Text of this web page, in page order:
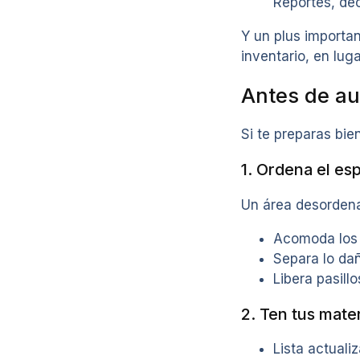
Y un plus
inventario, en
Antes de
Si te preparas
1. Ordena el
Un área
Acomoda
Separa lo
Libera
2. Ten tus
Lista